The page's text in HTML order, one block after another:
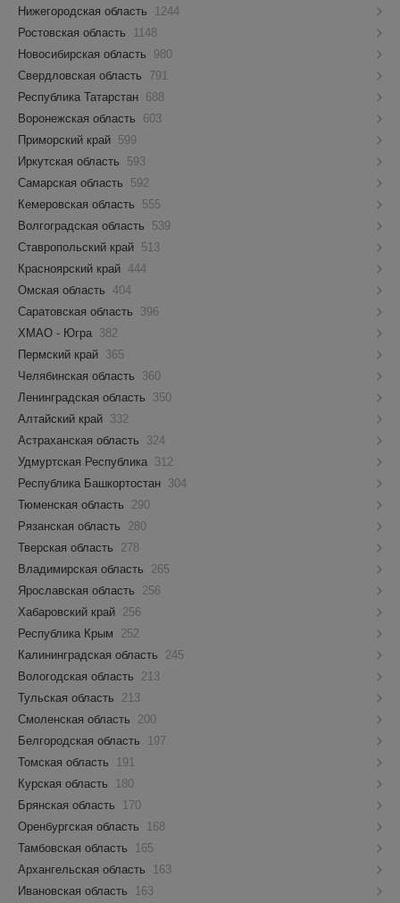
Нижегородская область
1244
Ростовская область
1148
Новосибирская область
980
Свердловская область
791
Республика Татарстан 688
Воронежская область
603
Приморский край 599
Иркутская область
593
Самарская область
592
Кемеровская область
555
Волгоградская область
539
Ставропольский край 513
Красноярский край 444
Омская область 404
Саратовская область
396
ХМАО - Югра 382
Пермский край 365
Челябинская область
360
Ленинградская область
350
Алтайский край 332
Астраханская область
324
Удмуртская Республика 312
Республика Башкортостан 304
Тюменская область
290
Рязанская область
280
Тверская область
278
Владимирская область
265
Ярославская область
256
Хабаровский край 256
Республика Крым
252
Калининградская область
245
Вологодская область
213
Тульская область
213
Смоленская область
200
Белгородская область
197
Томская область
191
Курская область
180
Брянская область
170
Оренбургская область
168
Тамбовская область
165
Архангельская область
163
Ивановская область
163